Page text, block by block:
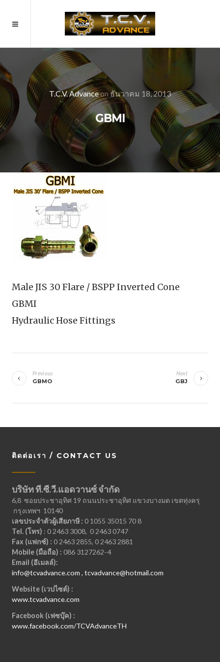
T.C.V. Advanceonธันวาคม 18, 2013
GBMI
Male JIS 30 Flare / BSPP Inverted Cone
GBMI
Hydraulic Hose Fittings
นำทาง
เรื่อง
Previous
GBMO
Next
GBJ
ติดต่อเรา / CONTACT US
บริษัท ที.ซี.วี.แอดวานซ์ จำกัด
6,8 ซอยประชาอุทิศ 19 ถนนประชาอุทิศ แขวงบางมด เขตทุ่งครุ
กรุงเทพฯ 10140
เลขประจำตัวผู้เสียภาษี : 0 1055 35015 70 8
Tel. (โทร) : 0 2463 3008, 0 2463 0747
Fax (แฟกซ์) : 0 2463 2855, 0 2463 2881
Mobile (มือถือ) : 086 3127262-4
Email (อีเมลล์):
info@tcvadvance.com , tcvadvance@hotmail.com
Website (เวปไซต์) :
www.tcvadvance.com
Facebook (เฟซบุ๊ค) :
www.facebook.com/TCVAdvanceTH